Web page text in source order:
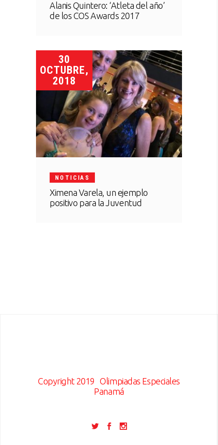
Alanis Quintero: ‘Atleta del año’
de los COS Awards 2017
30
OCTUBRE,
2018
NOTICIAS
Ximena Varela, un ejemplo
positivo para la Juventud
Copyright 2019Olimpiadas Especiales
Panamá